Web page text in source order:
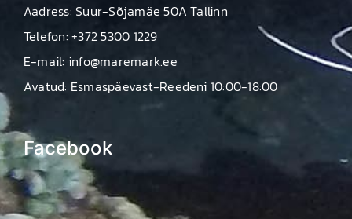
Aadress: Suur-Sõjamäe 50A Tallinn
Telefon: +372 5300 1229
E-mail: info@maremark.ee
Avatud: Esmaspäevast-Reedeni 10:00-18:00
Facebook